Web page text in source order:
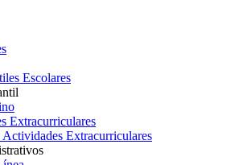
Escolares
Extracurriculares
Actividades Extracurriculares